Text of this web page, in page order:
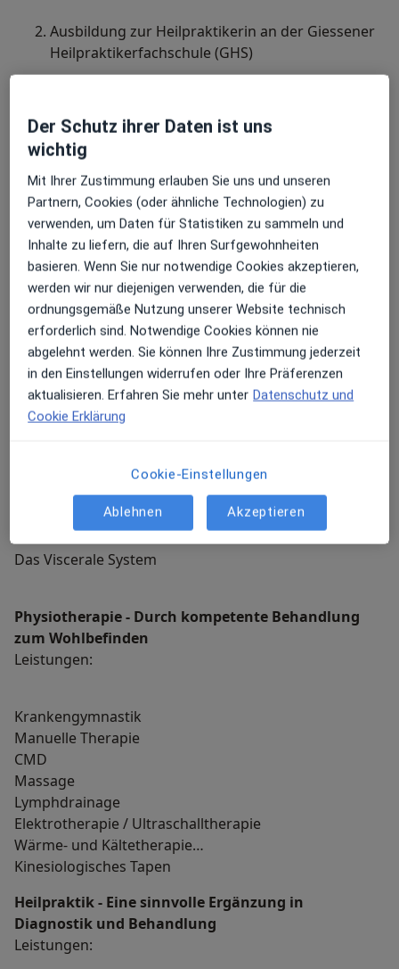
Ausbildung zur Heilpraktikerin an der Giessener
Heilpraktikerfachschule (GHS)
Osteopathin am College Sutherland
Wir verfolgen eine ganzheitlichen Behandlungsansatz
in dem wir alle Einflüsse in die Untersuchung und
Behandlung integrieren.
Osteopathie - Die ganzheitliche und sanfte Heilung
In der Osteopathie untersuchen und behandeln wir
folgende Breiche des Körpers die auf verschiedensten
Ebene miteinender verknüpft sind und sich gegeseitig
beeinflussen:
Das Parietale System
Das Viscerale System
Physiotherapie - Durch kompetente Behandlung
zum Wohlbefinden
Leistungen:
Krankengymnastik
Manuelle Therapie
CMD
Massage
Lymphdrainage
Elektrotherapie / Ultraschalltherapie
Wärme- und Kältetherapie
Kinesiologisches Tapen
Heilpraktik - Eine sinnvolle Ergänzung in
Diagnostik und Behandlung
Leistungen:
Der Schutz ihrer Daten ist uns
wichtig
Mit Ihrer Zustimmung erlauben Sie uns und unseren
Partnern, Cookies (oder ähnliche Technologien) zu
verwenden, um Daten für Statistiken zu sammeln und
Inhalte zu liefern, die auf Ihren Surfgewohnheiten
basieren. Wenn Sie nur notwendige Cookies akzeptieren,
werden wir nur diejenigen verwenden, die für die
ordnungsgemäße Nutzung unserer Website technisch
erforderlich sind. Notwendige Cookies können nie
abgelehnt werden. Sie können Ihre Zustimmung jederzeit
in den Einstellungen widerrufen oder Ihre Präferenzen
aktualisieren. Erfahren Sie mehr unter Datenschutz und
Cookie Erklärung
Cookie-Einstellungen
Ablehnen Akzeptieren